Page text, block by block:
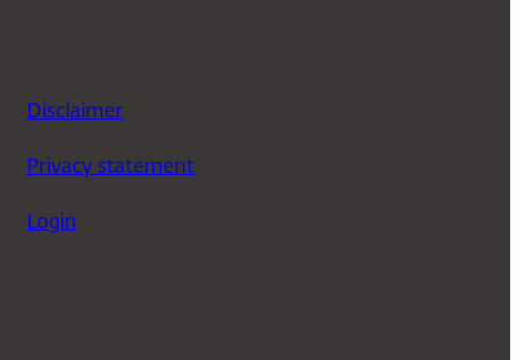
Disclaimer
Privacy statement
Login